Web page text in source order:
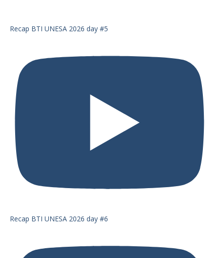
Recap BTI UNESA 2026 day #5
Recap BTI UNESA 2026 day #6